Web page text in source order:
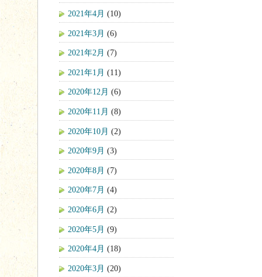
2021年4月 (10)
2021年3月 (6)
2021年2月 (7)
2021年1月 (11)
2020年12月 (6)
2020年11月 (8)
2020年10月 (2)
2020年9月 (3)
2020年8月 (7)
2020年7月 (4)
2020年6月 (2)
2020年5月 (9)
2020年4月 (18)
2020年3月 (20)